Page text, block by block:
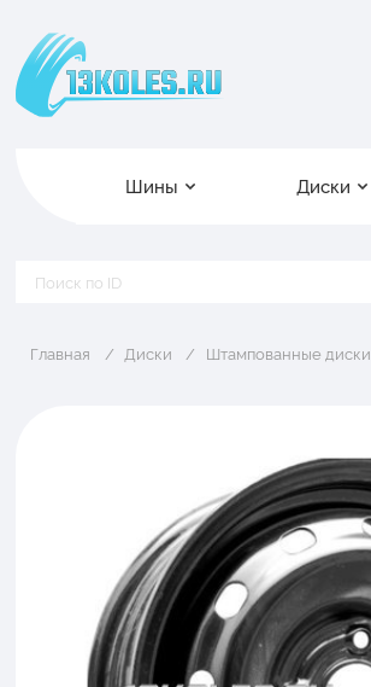
Шины Диски
Главная Диски Штампованные диски